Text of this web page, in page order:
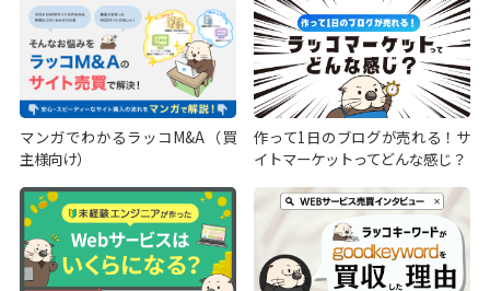
マンガでわかるラッコM&A（買
主様向け）
作って1日のブログが売れる！サ
イトマーケットってどんな感じ？